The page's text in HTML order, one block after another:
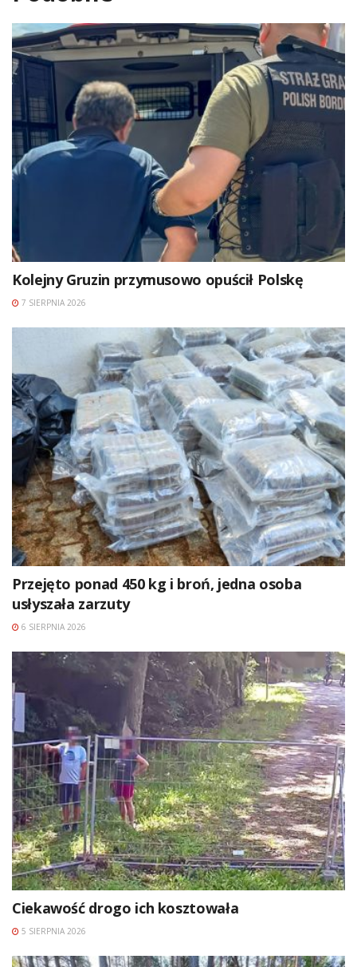
Kolejny Gruzin przymusowo opuścił Polskę
7 SIERPNIA 2026
Przejęto ponad 450 kg i broń, jedna osoba
usłyszała zarzuty
6 SIERPNIA 2026
Ciekawość drogo ich kosztowała
5 SIERPNIA 2026